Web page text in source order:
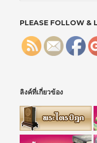
PLEASE FOLLOW &
ลิงค์ที่เกี่ยวข้อง